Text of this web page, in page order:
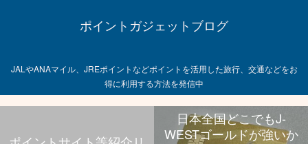
ポイントガジェットブログ
JALやANAマイル、JREポイントなどポイントを活用した旅行、交通などをお
得に利用する方法を発信中
日本全国どこでもJ-
WESTゴールドが強いか